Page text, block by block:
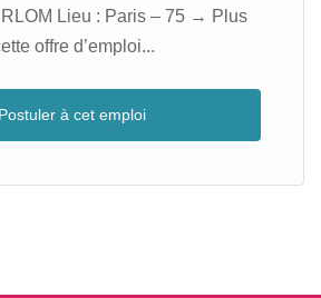
Lieu : Paris – 75 → Plus
offre d’emploi...
Postuler à cet emploi